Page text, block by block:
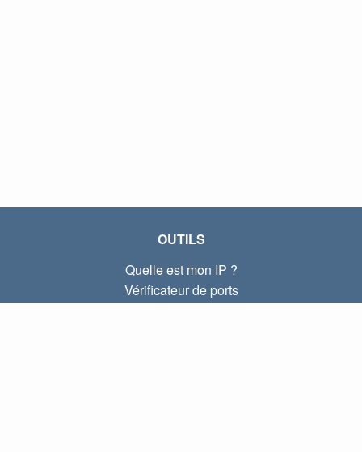
OUTILS
Quelle est mon IP ?
Vérificateur de ports